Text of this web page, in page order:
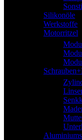
Silikonöle
Werkstoffe
Motorritzel